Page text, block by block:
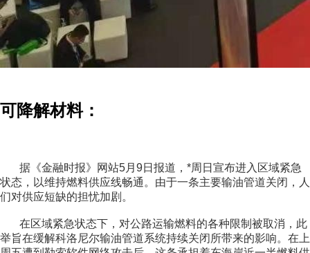
可降解材料：
据《金融时报》网站5月9日报道，*周日宣布进入区域紧急
状态，以维持燃料供应线畅通。由于一条主要输油管道关闭，人
们对供应短缺的担忧加剧。
在区域紧急状态下，对公路运输燃料的各种限制被取消，此
举旨在缓解科洛尼尔输油管道系统持续关闭所带来的影响。在上